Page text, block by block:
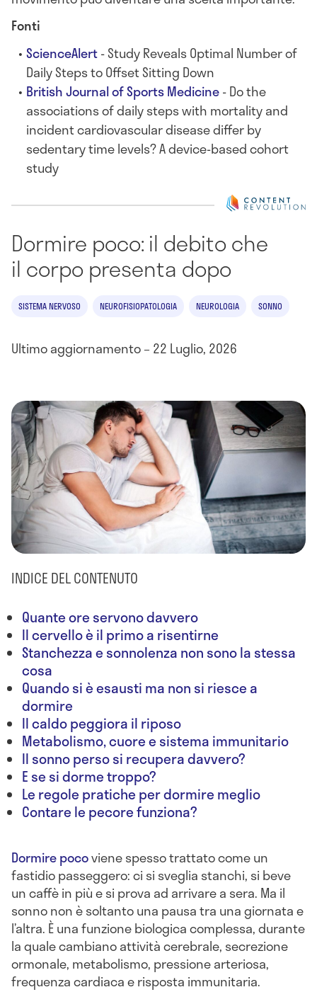
Fonti
ScienceAlert- Study Reveals Optimal Number of
Daily Steps to Offset Sitting Down
British Journal of Sports Medicine- Do the
associations of daily steps with mortality and
incident cardiovascular disease differ by
sedentary time levels? A device-based cohort
study
Dormire poco: il debito che
il corpo presenta dopo
SISTEMA NERVOSO NEUROFISIOPATOLOGIA NEUROLOGIA SONNO
Ultimo aggiornamento – 22 Luglio, 2026
INDICE DEL CONTENUTO
Quante ore servono davvero
Il cervello è il primo a risentirne
Stanchezza e sonnolenza non sono la stessa
cosa
Quando si è esausti ma non si riesce a
dormire
Il caldo peggiora il riposo
Metabolismo, cuore e sistema immunitario
Il sonno perso si recupera davvero?
E se si dorme troppo?
Le regole pratiche per dormire meglio
Contare le pecore funziona?
Dormire pocoviene spesso trattato come un
fastidio passeggero: ci si sveglia stanchi, si beve
un caffè in più e si prova ad arrivare a sera. Ma il
sonno non è soltanto una pausa tra una giornata e
l’altra. È una funzione biologica complessa, durante
la quale cambiano attività cerebrale, secrezione
ormonale, metabolismo, pressione arteriosa,
frequenza cardiaca e risposta immunitaria.